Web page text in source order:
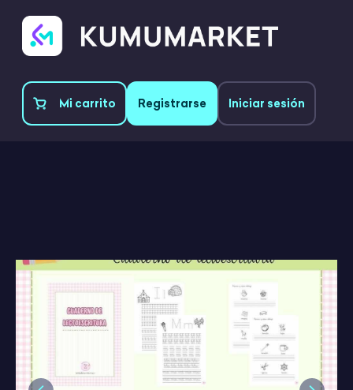
Mi carrito Registrarse Iniciar sesión